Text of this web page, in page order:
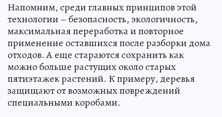
Напомним, среди главных принципов этой
технологии – безопасность, экологичность,
максимальная переработка и повторное
применение оставшихся после разборки дома
отходов. А еще стараются сохранить как
можно больше растущих около старых
пятиэтажек растений. К примеру, деревья
защищают от возможных повреждений
специальными коробами.